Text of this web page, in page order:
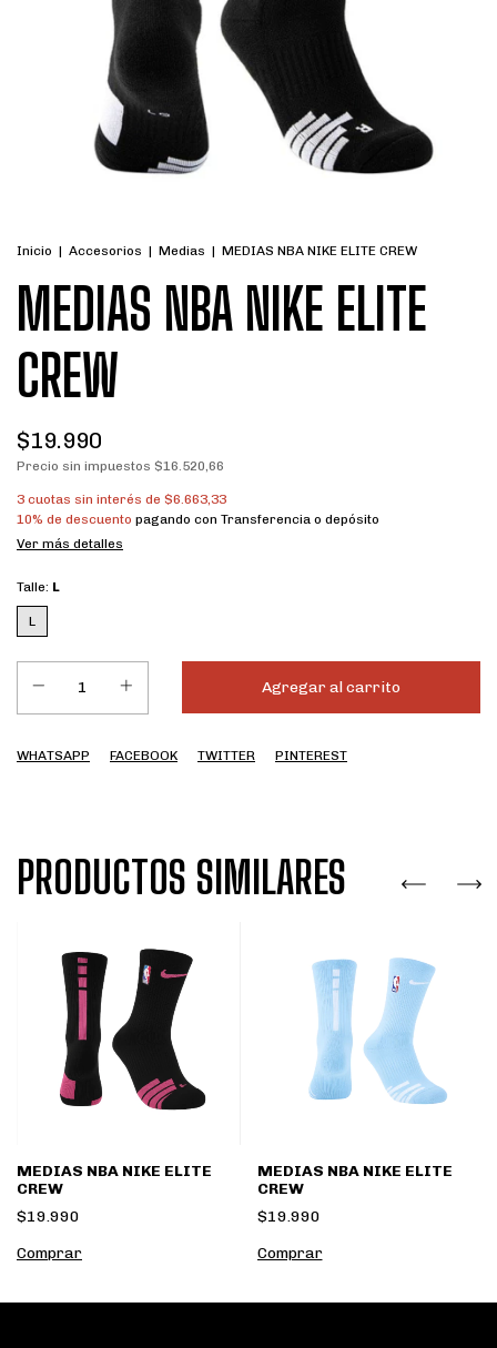
Inicio | Accesorios | Medias | MEDIAS NBA NIKE ELITE CREW
MEDIAS NBA NIKE ELITE
CREW
$19.990
Precio sin impuestos $16.520,66
3 cuotas sin interés de $6.663,33
10% de descuento pagando con Transferencia o depósito
Ver más detalles
Talle: L
L
WHATSAPP FACEBOOK TWITTER PINTEREST
PRODUCTOS SIMILARES
MEDIAS NBA NIKE ELITE
CREW
$19.990
Comprar
MEDIAS NBA NIKE ELITE
CREW
$19.990
Comprar